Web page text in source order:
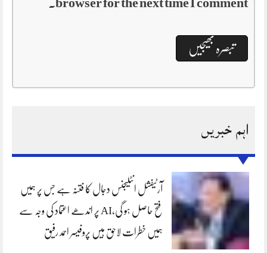
browser for the next time I comment.
اہم خبریں
آرٹیفشل انٹلیجنس دجال کا فتنہ ہے جس پر ہمیں
فتح حاصل ہو گی،AI پر اندھے اعتماد کی وجہ سے
ہمیں خطرات لاحق ہیں پروفیسر احمد رفیق